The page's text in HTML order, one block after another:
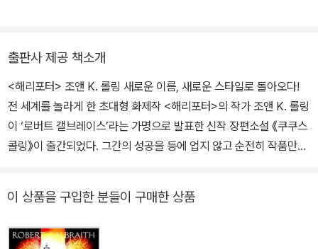
던 의미를 급작스럽게 드러낸 단어로는 ‘Bless’가 있다. 축복의 빛깔
은 무얼까? 무구한 폭포수의 물방울도, 함부로 바다에 엎질러진 유독
한 유막도, 특별한 빛이 비추는 어느 순간에는 ‘iridescent’하다고 말
하고 싶다. 허구 속의 타자가 자신의 거울이 되었을 때 터져 나오는 진
짜 감정, 우리가 닿을 수 있는 유일한 빛. 그게 내가 아는 ‘reflectio
《사악한 목소리》, 《오만과 편견》 등이 있다.
출판사 제공 책소개
<해리포터> 조앤 K. 롤링 새로운 이름, 새로운 스타일로 돌아오다!
전 세계를 놀라게 한 초대형 화제작 <해리포터>의 작가 조앤 K. 롤링
이 ‘로버트 갤브레이스’라는 가명으로 발표한 신작 장편소설 《쿠쿠스
콜링》이 출간되었다. 그간의 성공을 등에 업지 않고 순전히 작품만으
파헤치는 과정을 그린 탐정 스릴러로, 조앤 K. 롤링 특유의 섬세한 묘
사와 생생한 캐릭터가 살아 있는 소설이다. 《쿠쿠스 콜링》은 필명으
로 발간된 직후 출판계와 각종 언론의 호평을 받았다. 하지만 신인의
이 상품을 구입한 분들이 구매한 상품